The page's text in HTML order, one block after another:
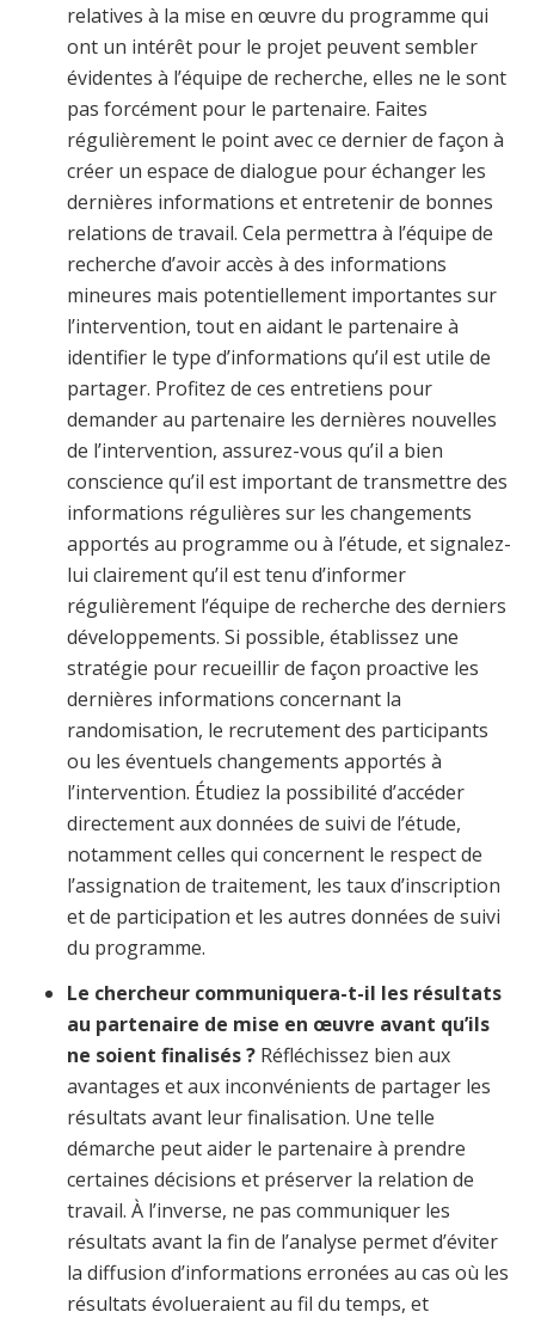
relatives à la mise en œuvre du programme qui
ont un intérêt pour le projet peuvent sembler
évidentes à l’équipe de recherche, elles ne le sont
pas forcément pour le partenaire. Faites
régulièrement le point avec ce dernier de façon à
créer un espace de dialogue pour échanger les
dernières informations et entretenir de bonnes
relations de travail. Cela permettra à l’équipe de
recherche d’avoir accès à des informations
mineures mais potentiellement importantes sur
l’intervention, tout en aidant le partenaire à
identifier le type d’informations qu’il est utile de
partager. Profitez de ces entretiens pour
demander au partenaire les dernières nouvelles
de l’intervention, assurez-vous qu’il a bien
conscience qu’il est important de transmettre des
informations régulières sur les changements
apportés au programme ou à l’étude, et signalez-
lui clairement qu’il est tenu d’informer
régulièrement l’équipe de recherche des derniers
développements. Si possible, établissez une
stratégie pour recueillir de façon proactive les
dernières informations concernant la
randomisation, le recrutement des participants
ou les éventuels changements apportés à
l’intervention. Étudiez la possibilité d’accéder
directement aux données de suivi de l’étude,
notamment celles qui concernent le respect de
l’assignation de traitement, les taux d’inscription
et de participation et les autres données de suivi
du programme.
Le chercheur communiquera-t-il les résultats
au partenaire de mise en œuvre avant qu’ils
ne soient finalisés ? Réfléchissez bien aux
avantages et aux inconvénients de partager les
résultats avant leur finalisation. Une telle
démarche peut aider le partenaire à prendre
certaines décisions et préserver la relation de
travail. À l’inverse, ne pas communiquer les
résultats avant la fin de l’analyse permet d’éviter
la diffusion d’informations erronées au cas où les
résultats évolueraient au fil du temps, et